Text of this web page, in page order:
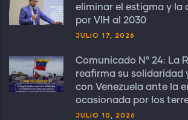
eliminar el estigma y la
por VIH al 2030
JULIO 17, 2026
Comunicado N° 24: La
reafirma su solidaridad
con Venezuela ante la
ocasionada por los
JULIO 10, 2026